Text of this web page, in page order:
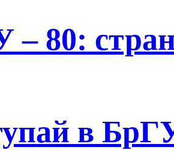
– 80:
в